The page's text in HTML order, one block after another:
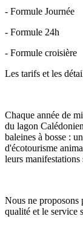
- Formule Journée
- Formule 24h
- Formule croisière
Les tarifs et les
Chaque année de
du lagon
baleines à bosse :
d'écotourisme
leurs manifestations
Nous ne proposons
qualité et le service